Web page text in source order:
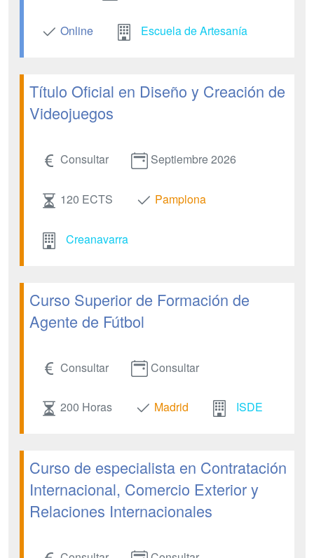
Online Escuela de Artesanía
Título Oficial en Diseño y Creación de
Videojuegos
Consultar Septiembre 2026
120 ECTS Pamplona
Creanavarra
Curso Superior de Formación de
Agente de Fútbol
Consultar Consultar
200 Horas Madrid ISDE
Curso de especialista en Contratación
Internacional, Comercio Exterior y
Relaciones Internacionales